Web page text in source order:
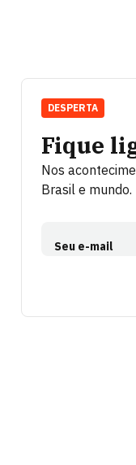
Fique
Nos
Brasil e mundo.
Seu e-mail
DESPERTA